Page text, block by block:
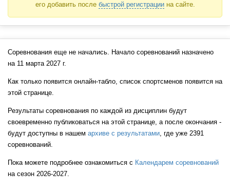
его добавить после быстрой регистрациина сайте.
Соревнования еще не начались. Начало соревнований назначено
на 11 марта 2027 г.
Как только появится онлайн-табло, список спортсменов появится на
этой странице.
Результаты соревнования по каждой из дисциплин будут
своевременно публиковаться на этой странице, а после окончания -
будут доступны в нашем архиве с результатами, где уже 2391
соревнований.
Пока можете подробнее ознакомиться с Календарем соревнований
на сезон 2026-2027.